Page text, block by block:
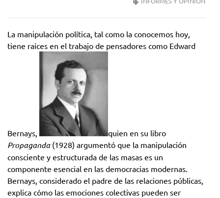
La manipulación política, tal como la conocemos hoy,
tiene raíces en el trabajo de pensadores como Edward
Bernays, quien en su libro
Propaganda(1928) argumentó que la manipulación
consciente y estructurada de las masas es un
componente esencial en las democracias modernas.
Bernays, considerado el padre de las relaciones públicas,
explica cómo las emociones colectivas pueden ser